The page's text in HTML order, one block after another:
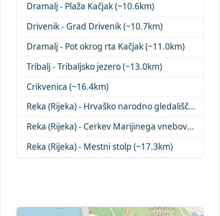
Dramalj - Plaža Kačjak (~10.6km)
Drivenik - Grad Drivenik (~10.7km)
Dramalj - Pot okrog rta Kačjak (~11.0km)
Tribalj - Tribaljsko jezero (~13.0km)
Crikvenica (~16.4km)
Reka (Rijeka) - Hrvaško narodno gledališče (~17.0km)
Reka (Rijeka) - Cerkev Marijinega vnebovz... (~17.1km)
Reka (Rijeka) - Mestni stolp (~17.3km)